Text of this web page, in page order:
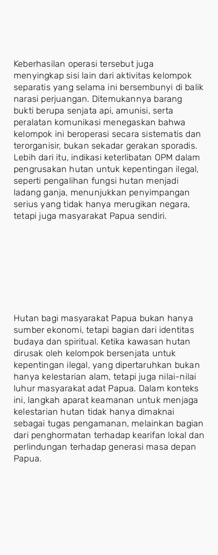
Keberhasilan operasi tersebut juga
menyingkap sisi lain dari aktivitas kelompok
separatis yang selama ini bersembunyi di balik
narasi perjuangan. Ditemukannya barang
bukti berupa senjata api, amunisi, serta
peralatan komunikasi menegaskan bahwa
kelompok ini beroperasi secara sistematis dan
terorganisir, bukan sekadar gerakan sporadis.
Lebih dari itu, indikasi keterlibatan OPM dalam
pengrusakan hutan untuk kepentingan ilegal,
seperti pengalihan fungsi hutan menjadi
ladang ganja, menunjukkan penyimpangan
serius yang tidak hanya merugikan negara,
tetapi juga masyarakat Papua sendiri.
Hutan bagi masyarakat Papua bukan hanya
sumber ekonomi, tetapi bagian dari identitas
budaya dan spiritual. Ketika kawasan hutan
dirusak oleh kelompok bersenjata untuk
kepentingan ilegal, yang dipertaruhkan bukan
hanya kelestarian alam, tetapi juga nilai-nilai
luhur masyarakat adat Papua. Dalam konteks
ini, langkah aparat keamanan untuk menjaga
kelestarian hutan tidak hanya dimaknai
sebagai tugas pengamanan, melainkan bagian
dari penghormatan terhadap kearifan lokal dan
perlindungan terhadap generasi masa depan
Papua.